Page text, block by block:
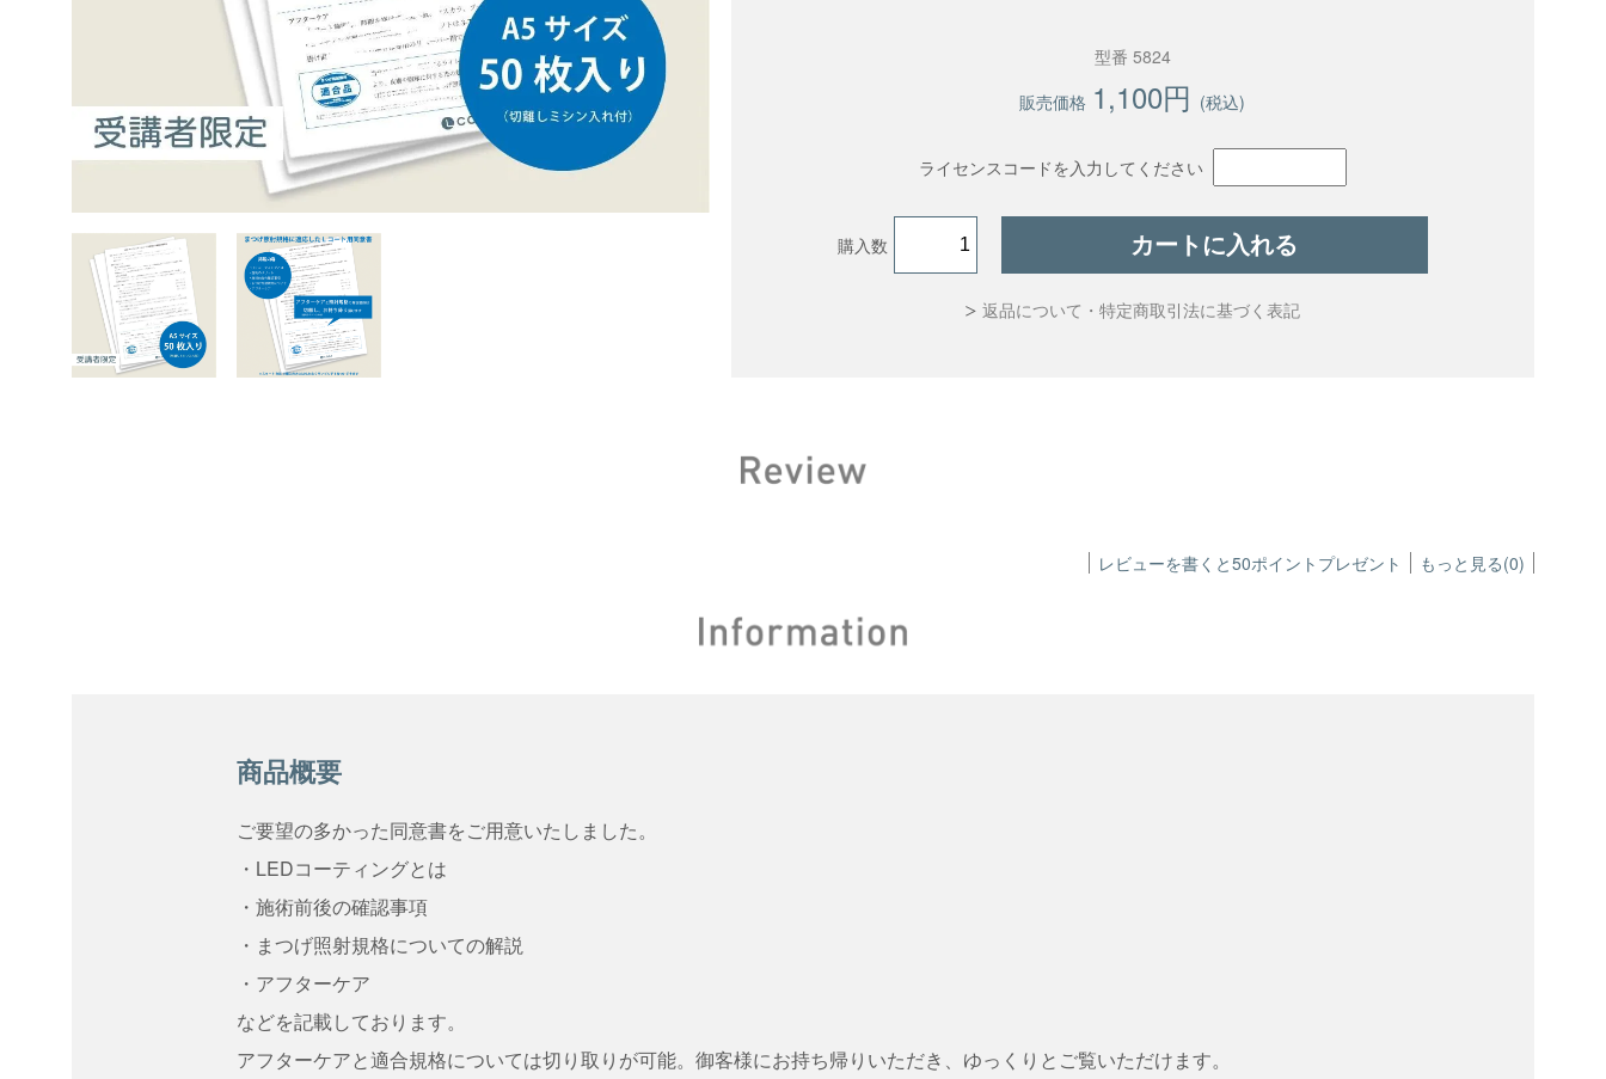
型番 5824
販売価格 1,100円 (税込)
ライセンスコードを入力してください
購入数 カートに入れる
返品について・特定商取引法に基づく表記
レビューを書くと50ポイントプレゼント もっと見る(0)
商品概要
ご要望の多かった同意書をご用意いたしました。
・LEDコーティングとは
・施術前後の確認事項
・まつげ照射規格についての解説
・アフターケア
などを記載しております。
アフターケアと適合規格については切り取りが可能。御客様にお持ち帰りいただき、ゆっくりとご覧いただけます。